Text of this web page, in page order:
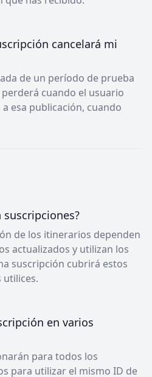
cancelará mi
de un período de prueba
cuando el usuario
esa publicación, cuando
de los itinerarios dependen
actualizados y utilizan los
suscripción cubrirá estos
utilices.
en varios
para todos los
para utilizar el mismo ID de